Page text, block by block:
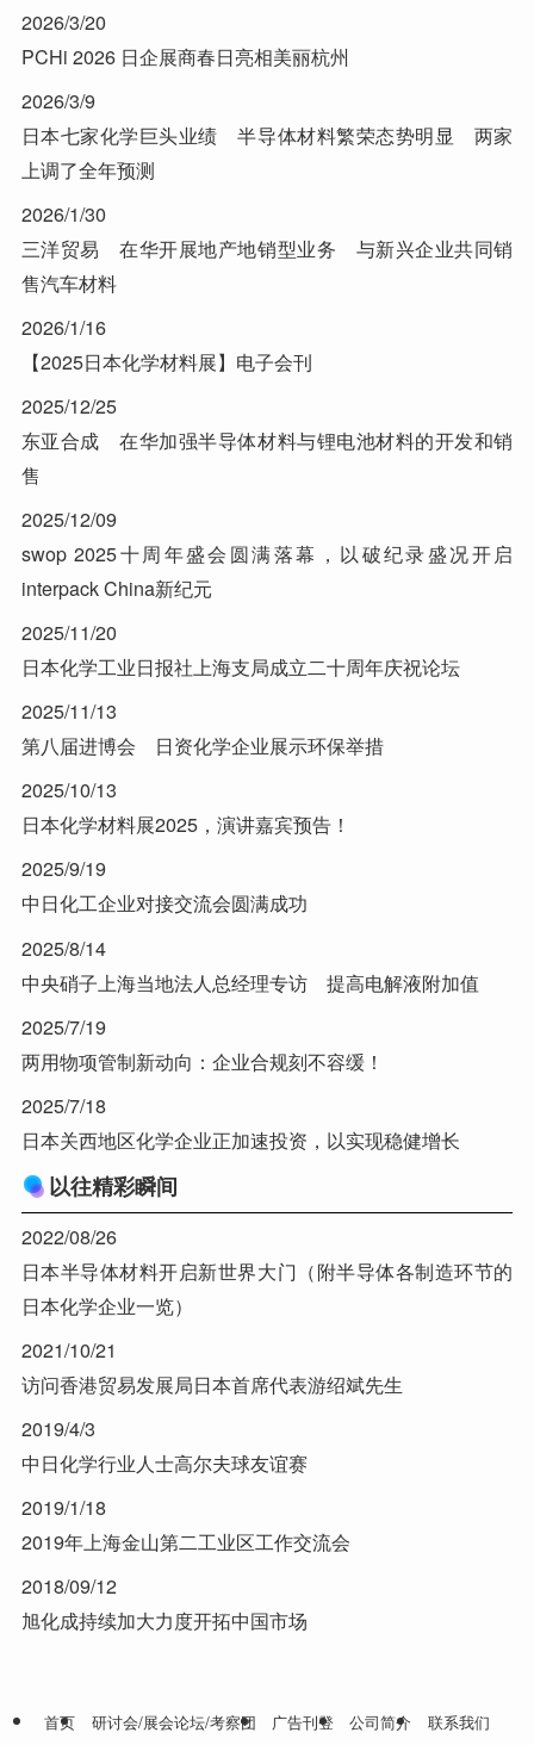
2026/3/20
PCHi 2026 日企展商春日亮相美丽杭州
2026/3/9
日本七家化学巨头业绩 半导体材料繁荣态势明显 两家
上调了全年预测
2026/1/30
三洋贸易 在华开展地产地销型业务 与新兴企业共同销
售汽车材料
2026/1/16
【2025日本化学材料展】电子会刊
2025/12/25
东亚合成 在华加强半导体材料与锂电池材料的开发和销
售
2025/12/09
swop 2025十周年盛会圆满落幕，以破纪录盛况开启
interpack China新纪元
2025/11/20
日本化学工业日报社上海支局成立二十周年庆祝论坛
2025/11/13
第八届进博会 日资化学企业展示环保举措
2025/10/13
日本化学材料展2025，演讲嘉宾预告！
2025/9/19
中日化工企业对接交流会圆满成功
2025/8/14
中央硝子上海当地法人总经理专访 提高电解液附加值
2025/7/19
两用物项管制新动向：企业合规刻不容缓！
2025/7/18
日本关西地区化学企业正加速投资，以实现稳健增长
以往精彩瞬间
2022/08/26
日本半导体材料开启新世界大门（附半导体各制造环节的
日本化学企业一览）
2021/10/21
访问香港贸易发展局日本首席代表游绍斌先生
2019/4/3
中日化学行业人士高尔夫球友谊赛
2019/1/18
2019年上海金山第二工业区工作交流会
2018/09/12
旭化成持续加大力度开拓中国市场
首页 研讨会/展会论坛/考察团 广告刊登 公司简介
联系我们